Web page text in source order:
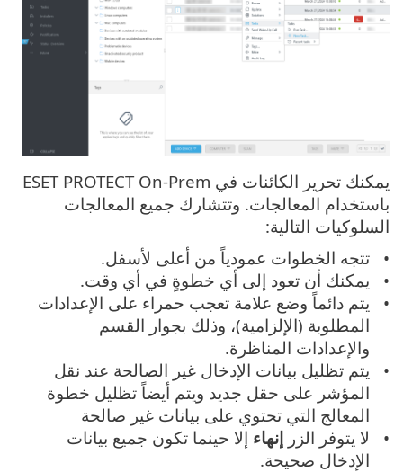
يمكنك تحرير الكائنات في ESET PROTECT On-Prem
باستخدام المعالجات. وتتشارك جميع المعالجات
السلوكيات التالية:
تتجه الخطوات عمودياً من أعلى لأسفل.
يمكنك أن تعود إلى أي خطوةٍ في أي وقت.
يتم دائماً وضع علامة تعجب حمراء على الإعدادات
المطلوبة (الإلزامية)، وذلك بجوار القسم
والإعدادات المناظرة.
يتم تظليل بيانات الإدخال غير الصالحة عند نقل
المؤشر على حقل جديد ويتم أيضاً تظليل خطوة
المعالج التي تحتوي على بيانات غير صالحة
لا يتوفر الزرإنهاء إلا حينما تكون جميع بيانات
الإدخال صحيحة.